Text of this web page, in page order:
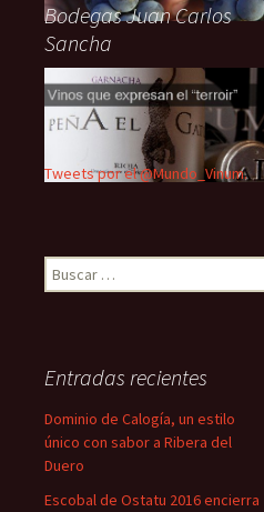
Bodegas Juan Carlos
Sancha
Tweets por el @Mundo_Vinum.
Buscar:
Entradas recientes
Dominio de Calogía, un estilo
único con sabor a Ribera del
Duero
Escobal de Ostatu 2016 encierra